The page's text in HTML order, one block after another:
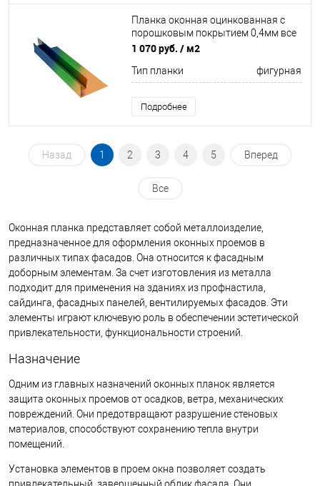
Планка оконная оцинкованная с
порошковым покрытием 0,4мм все
цвета RAL
1 070 руб. / м2
Тип планки фигурная
Подробнее
Назад 1 2 3 4 5 Вперед
Все
Оконная планка представляет собой металлоизделие,
предназначенное для оформления оконных проемов в
различных типах фасадов. Она относится к фасадным
доборным элементам. За счет изготовления из металла
подходит для применения на зданиях из профнастила,
сайдинга, фасадных панелей, вентилируемых фасадов. Эти
элементы играют ключевую роль в обеспечении эстетической
привлекательности, функциональности строений.
Назначение
Одним из главных назначений оконных планок является
защита оконных проемов от осадков, ветра, механических
повреждений. Они предотвращают разрушение стеновых
материалов, способствуют сохранению тепла внутри
помещений.
Установка элементов в проем окна позволяет создать